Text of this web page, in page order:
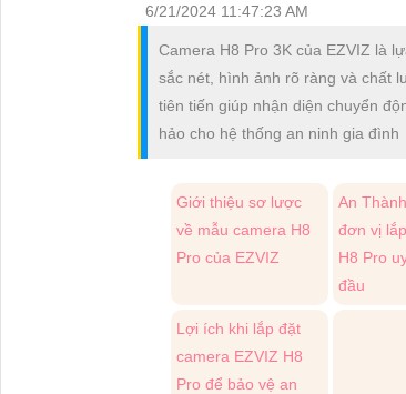
6/21/2024 11:47:23 AM
Camera H8 Pro 3K của EZVIZ là
sắc nét, hình ảnh rõ ràng và chất
tiên tiến giúp nhận diện chuyển
hảo cho hệ thống an ninh gia đình
Giới thiệu sơ lược
về mẫu camera H8
Pro của EZVIZ
An
đơn vị
H8 Pro
đầu
Lợi ích khi lắp đặt
camera EZVIZ H8
Pro để bảo vệ an